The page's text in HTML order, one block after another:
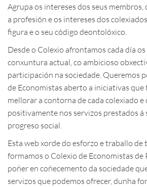
Agrupa os intereses dos seus
a profesión e os intereses dos
figura e o seu código deontolóxico.
Desde o Colexio afrontamos cada día
conxuntura actual, co ambicioso
participación na sociedade. Queremos
de Economistas aberto a iniciativas
mellorar a contorna de cada colexiado
positivamente nos servizos prestados á
progreso social.
Esta web xorde do esforzo e traballo de
formamos o Colexio de Economistas de
poñer en coñecemento da sociedade
servizos que podemos ofrecer, dunha